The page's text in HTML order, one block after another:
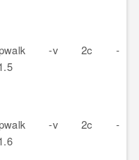
-v 2c -
-v 2c -